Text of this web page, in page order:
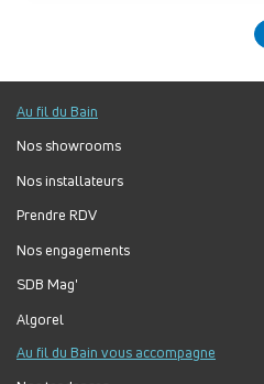
Au fil du Bain
Nos showrooms
Nos installateurs
Prendre RDV
Nos engagements
SDB Mag'
Algorel
Au fil du Bain vous accompagne